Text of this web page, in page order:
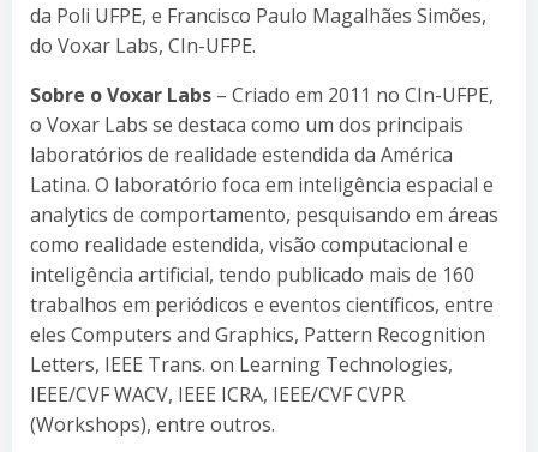
da Poli UFPE, e Francisco Paulo Magalhães Simões,
do Voxar Labs, CIn-UFPE.
Sobre o Voxar Labs – Criado em 2011 no CIn-UFPE,
o Voxar Labs se destaca como um dos principais
laboratórios de realidade estendida da América
Latina. O laboratório foca em inteligência espacial e
analytics de comportamento, pesquisando em áreas
como realidade estendida, visão computacional e
inteligência artificial, tendo publicado mais de 160
trabalhos em periódicos e eventos científicos, entre
eles Computers and Graphics, Pattern Recognition
Letters, IEEE Trans. on Learning Technologies,
IEEE/CVF WACV, IEEE ICRA, IEEE/CVF CVPR
(Workshops), entre outros.